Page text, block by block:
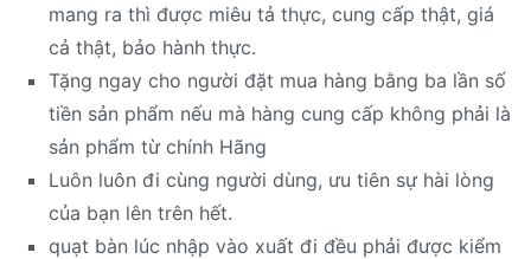
mang ra thì được miêu tả thực, cung cấp thật, giá
cả thật, bảo hành thực.
Tặng ngay cho người đặt mua hàng bằng ba lần số
tiền sản phẩm nếu mà hàng cung cấp không phải là
sản phẩm từ chính Hãng
Luôn luôn đi cùng người dùng, ưu tiên sự hài lòng
của bạn lên trên hết.
quạt bàn lúc nhập vào xuất đi đều phải được kiểm